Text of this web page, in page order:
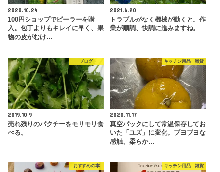
2020.10.24
100円ショップでピーラーを購
入。包丁よりもキレイに早く、果
物の皮がむけ…
2021.6.20
トラブルがなく機械が動くと。作
業が順調、快調に進みますね。
ブログ
2019.10.9
売れ残りのパクチーをモリモリ食
べる。
キッチン用品 雑貨
2020.11.17
真空パックにして常温保存してお
いた「ユズ」に変化。ブヨブヨな
感触、柔らか…
おすすめの本 キッチン用品 雑貨